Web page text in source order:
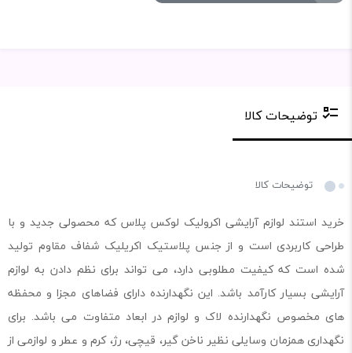
توضیحات کالا
توضیحات کالا
خرید استند لوازم آرایشی اکرولیک لوکس پلاس که محصولی جدید و با
طراحی کاربردی است و از جنس پلاستیک اکریلیک شفاف مقاوم تولید
شده است که کیفیت مطلوبی دارد، می تواند برای نظم دادن به لوازم
آرایشی بسیار کارآمد باشد. این نگهدارنده دارای فضاهای مجزا و محفظه
های مخصوص نگهدارنده لاک و لوازم در ابعاد متفاوت می باشد. برای
نگهداری همزمان وسایلی نظیر ناخن گیر، قیچی، رژ، کرم و عطر و لوازمی از